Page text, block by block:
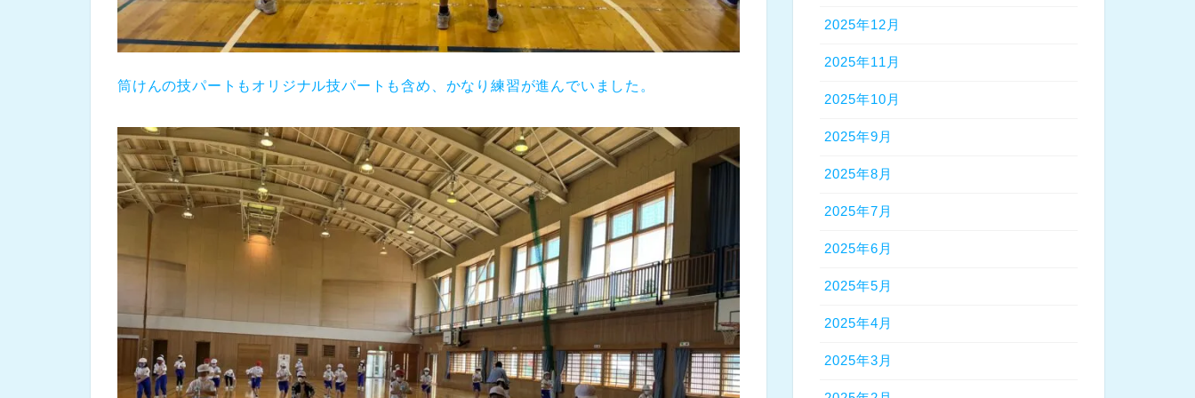
筒けんの技パートもオリジナル技パートも含め、かなり練習が進んでいました。
2025年12月
2025年11月
2025年10月
2025年9月
2025年8月
2025年7月
2025年6月
2025年5月
2025年4月
2025年3月